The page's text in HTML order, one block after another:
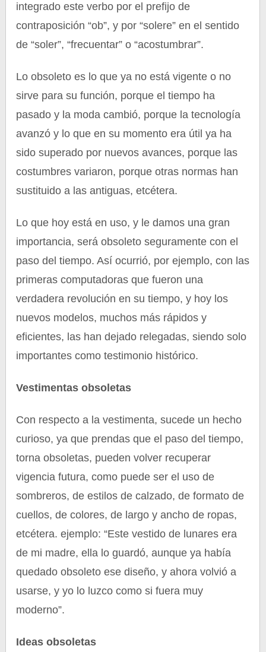
integrado este verbo por el prefijo de
contraposición “ob”, y por “solere” en el sentido
de “soler”, “frecuentar” o “acostumbrar”.
Lo obsoleto es lo que ya no está vigente o no
sirve para su función, porque el tiempo ha
pasado y la moda cambió, porque la tecnología
avanzó y lo que en su momento era útil ya ha
sido superado por nuevos avances, porque las
costumbres variaron, porque otras normas han
sustituido a las antiguas, etcétera.
Lo que hoy está en uso, y le damos una gran
importancia, será obsoleto seguramente con el
paso del tiempo. Así ocurrió, por ejemplo, con las
primeras computadoras que fueron una
verdadera revolución en su tiempo, y hoy los
nuevos modelos, muchos más rápidos y
eficientes, las han dejado relegadas, siendo solo
importantes como testimonio histórico.
Vestimentas obsoletas
Con respecto a la vestimenta, sucede un hecho
curioso, ya que prendas que el paso del tiempo,
torna obsoletas, pueden volver recuperar
vigencia futura, como puede ser el uso de
sombreros, de estilos de calzado, de formato de
cuellos, de colores, de largo y ancho de ropas,
etcétera. ejemplo: “Este vestido de lunares era
de mi madre, ella lo guardó, aunque ya había
quedado obsoleto ese diseño, y ahora volvió a
usarse, y yo lo luzco como si fuera muy
moderno”.
Ideas obsoletas